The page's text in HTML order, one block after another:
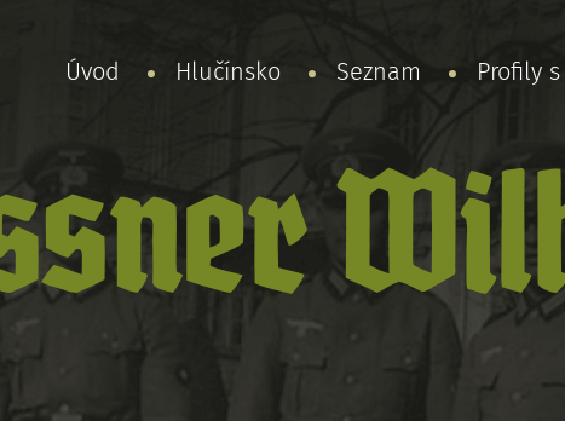
Úvod Hlučínsko Seznam Profily